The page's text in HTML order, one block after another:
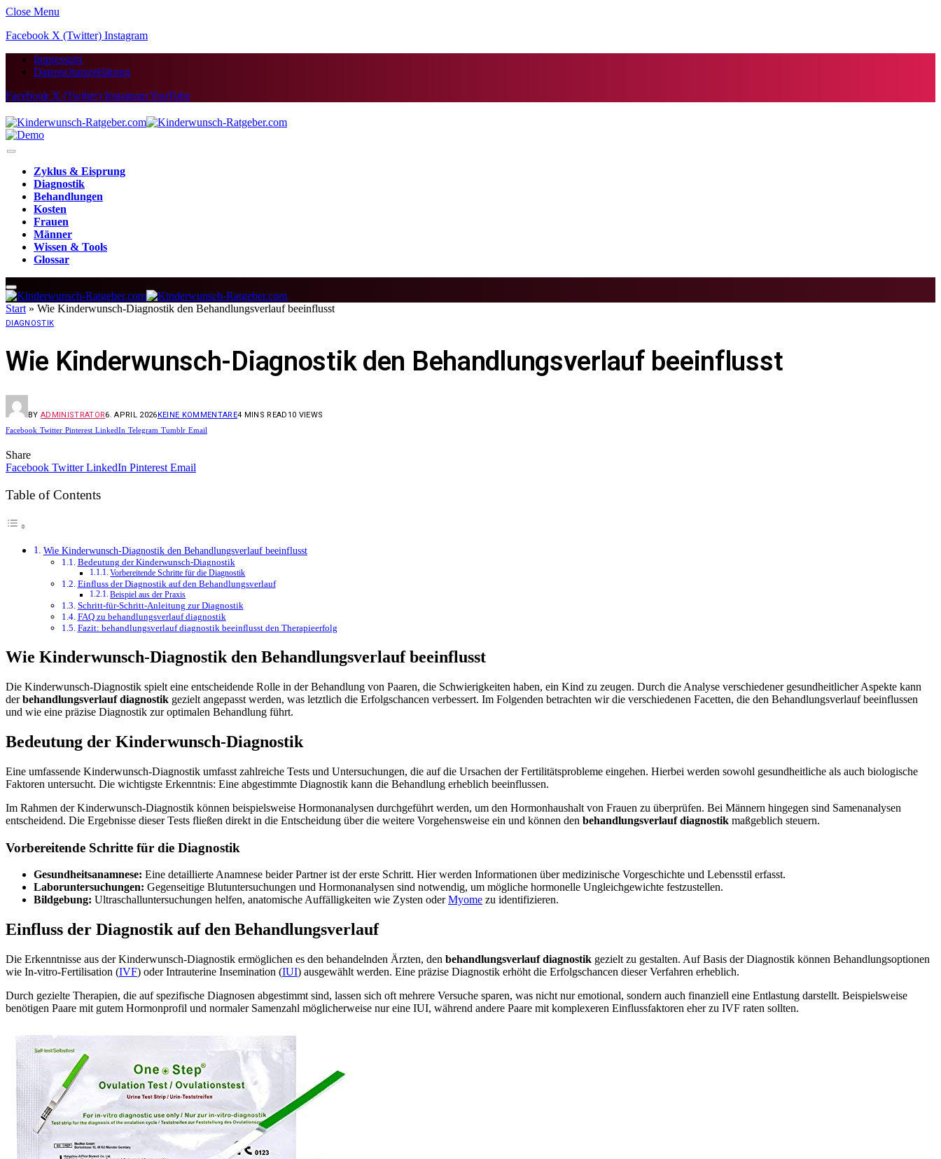
Close Menu
Facebook X (Twitter) Instagram
Impressum
Datenschutzerklärung
Facebook X (Twitter) InstagramYouTube
Zyklus & Eisprung
Diagnostik
Behandlungen
Kosten
Frauen
Männer
Wissen & Tools
Glossar
Start » Wie Kinderwunsch-Diagnostik den Behandlungsverlauf beeinflusst
DIAGNOSTIK
Wie Kinderwunsch-Diagnostik den Behandlungsverlauf beeinflusst
BY ADMINISTRATOR6. APRIL 2026KEINE KOMMENTARE4 MINS READ 10 VIEWS
Facebook Twitter Pinterest LinkedIn Telegram Tumblr Email
Share
Facebook Twitter LinkedIn Pinterest Email
Table of Contents
Wie Kinderwunsch-Diagnostik den Behandlungsverlauf beeinflusst
Bedeutung der Kinderwunsch-Diagnostik
Vorbereitende Schritte für die Diagnostik
Einfluss der Diagnostik auf den Behandlungsverlauf
Beispiel aus der Praxis
Schritt-für-Schritt-Anleitung zur Diagnostik
FAQ zu behandlungsverlauf diagnostik
Fazit: behandlungsverlauf diagnostik beeinflusst den Therapieerfolg
Wie Kinderwunsch-Diagnostik den Behandlungsverlauf beeinflusst
Die Kinderwunsch-Diagnostik spielt eine entscheidende Rolle in der Behandlung von Paaren, die Schwierigkeiten haben, ein Kind zu zeugen. Durch die Analyse verschiedener gesundheitlicher Aspekte kann
derbehandlungsverlauf diagnostik gezielt angepasst werden, was letztlich die Erfolgschancen verbessert. Im Folgenden betrachten wir die verschiedenen Facetten, die den Behandlungsverlauf beeinflussen
und wie eine präzise Diagnostik zur optimalen Behandlung führt.
Bedeutung der Kinderwunsch-Diagnostik
Eine umfassende Kinderwunsch-Diagnostik umfasst zahlreiche Tests und Untersuchungen, die auf die Ursachen der Fertilitätsprobleme eingehen. Hierbei werden sowohl gesundheitliche als auch biologische
Faktoren untersucht. Die wichtigste Erkenntnis: Eine abgestimmte Diagnostik kann die Behandlung erheblich beeinflussen.
Im Rahmen der Kinderwunsch-Diagnostik können beispielsweise Hormonanalysen durchgeführt werden, um den Hormonhaushalt von Frauen zu überprüfen. Bei Männern hingegen sind Samenanalysen
entscheidend. Die Ergebnisse dieser Tests fließen direkt in die Entscheidung über die weitere Vorgehensweise ein und können den behandlungsverlauf diagnostik maßgeblich steuern.
Vorbereitende Schritte für die Diagnostik
Gesundheitsanamnese: Eine detaillierte Anamnese beider Partner ist der erste Schritt. Hier werden Informationen über medizinische Vorgeschichte und Lebensstil erfasst.
Laboruntersuchungen: Gegenseitige Blutuntersuchungen und Hormonanalysen sind notwendig, um mögliche hormonelle Ungleichgewichte festzustellen.
Bildgebung: Ultraschalluntersuchungen helfen, anatomische Auffälligkeiten wie Zysten oderMyome zu identifizieren.
Einfluss der Diagnostik auf den Behandlungsverlauf
Die Erkenntnisse aus der Kinderwunsch-Diagnostik ermöglichen es den behandelnden Ärzten, den behandlungsverlauf diagnostik gezielt zu gestalten. Auf Basis der Diagnostik können Behandlungsoptionen
wie In-vitro-Fertilisation (IVF) oder Intrauterine Insemination (IUI) ausgewählt werden. Eine präzise Diagnostik erhöht die Erfolgschancen dieser Verfahren erheblich.
Durch gezielte Therapien, die auf spezifische Diagnosen abgestimmt sind, lassen sich oft mehrere Versuche sparen, was nicht nur emotional, sondern auch finanziell eine Entlastung darstellt. Beispielsweise
benötigen Paare mit gutem Hormonprofil und normaler Samenzahl möglicherweise nur eine IUI, während andere Paare mit komplexeren Einflussfaktoren eher zu IVF raten sollten.